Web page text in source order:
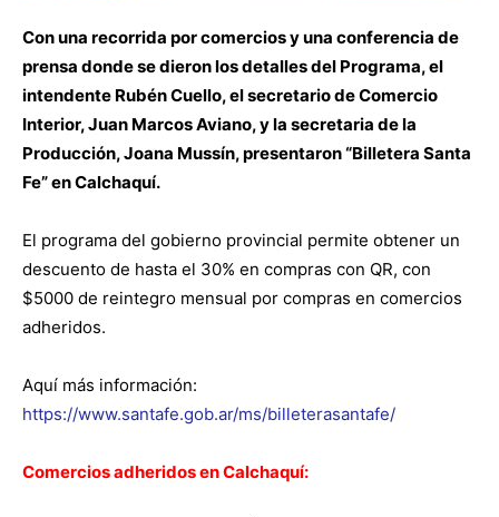
Con una recorrida por comercios y una conferencia de
prensa donde se dieron los detalles del Programa, el
intendente Rubén Cuello, el secretario de Comercio
Interior, Juan Marcos Aviano, y la secretaria de la
Producción, Joana Mussín, presentaron “Billetera Santa
Fe” en Calchaquí.
El programa del gobierno provincial permite obtener un
descuento de hasta el 30% en compras con QR, con
$5000 de reintegro mensual por compras en comercios
adheridos.
Aquí más información:
https://www.santafe.gob.ar/ms/billeterasantafe/
Comercios adheridos en Calchaquí: